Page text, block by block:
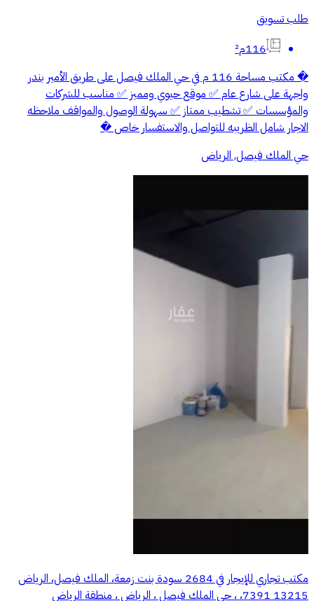
طلب تسويق
116م²
� مكتب مساحة 116 م في حي الملك فيصل على طريق الأمير بندر
واجهة على شارع عام ✅ موقع حيوي ومميز ✅ مناسب للشركات
والمؤسسات ✅ تشطيب ممتاز ✅ سهولة الوصول والمواقف ملاحظه
الاجار شامل الظريبه للتواصل والاستفسار خاص �
حي الملك فيصل, الرياض
مكتب تجاري للإيجار في 2684 سودة بنت زمعة، الملك فيصل، الرياض
13215 7391، ، حي الملك فيصل ، الرياض ، منطقة الرياض